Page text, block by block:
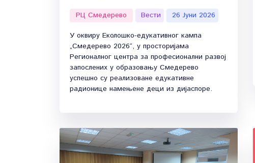
РЦ Смедерево Вести
26 Јуни 2026
У оквиру Еколошко-едукативног кампа
„Смедерево 2026“, у просторијама
Регионалног центра за професионални развој
запослених у образовању Смедерево
успешно су реализоване едукативне
радионице намењене деци из дијаспоре.